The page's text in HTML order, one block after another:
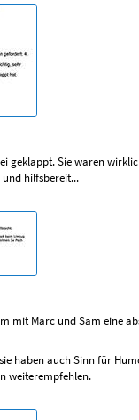
geklappt. Sie waren
hilfsbereit...
mit Marc und Sam eine
haben auch Sinn für
weiterempfehlen.